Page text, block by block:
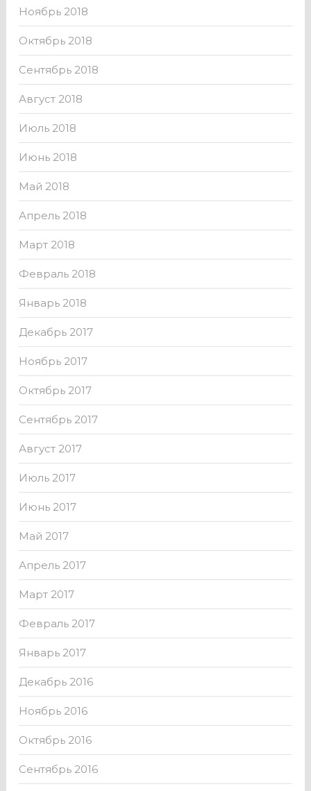
Ноябрь 2018
Октябрь 2018
Сентябрь 2018
Август 2018
Июль 2018
Июнь 2018
Май 2018
Апрель 2018
Март 2018
Февраль 2018
Январь 2018
Декабрь 2017
Ноябрь 2017
Октябрь 2017
Сентябрь 2017
Август 2017
Июль 2017
Июнь 2017
Май 2017
Апрель 2017
Март 2017
Февраль 2017
Январь 2017
Декабрь 2016
Ноябрь 2016
Октябрь 2016
Сентябрь 2016